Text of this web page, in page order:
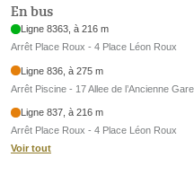
En bus
Ligne 8363, à 216 m
Arrêt Place Roux - 4 Place Léon Roux
Ligne 836, à 275 m
Arrêt Piscine - 17 Allee de l’Ancienne Gare
Ligne 837, à 216 m
Arrêt Place Roux - 4 Place Léon Roux
Voir tout